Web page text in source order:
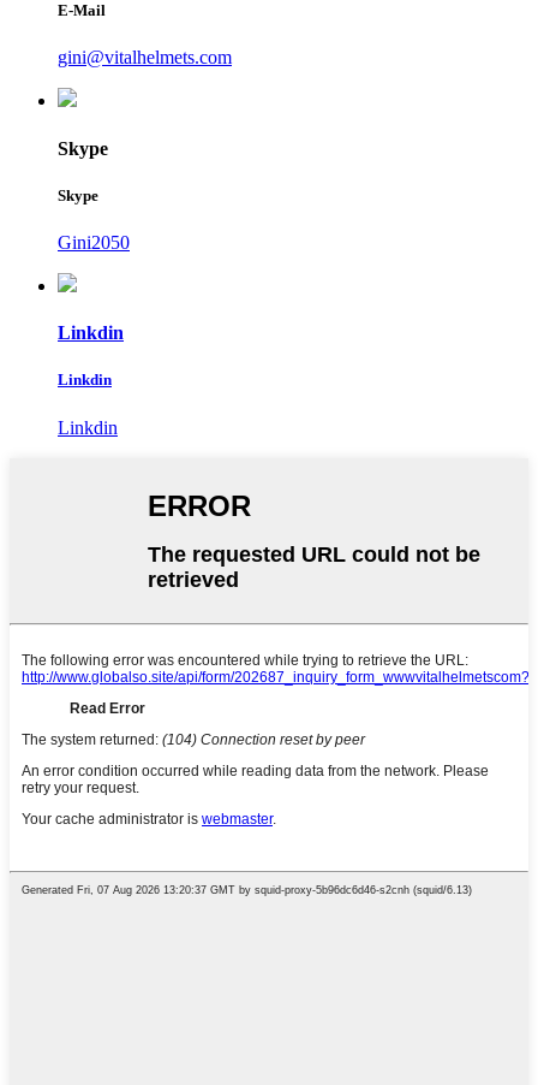
E-Mail
gini@vitalhelmets.com
Skype
Skype
Gini2050
Linkdin
Linkdin
Linkdin